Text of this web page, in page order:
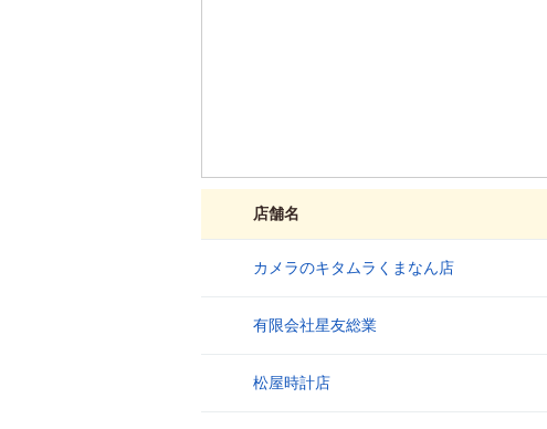
店舗名
カメラのキタムラくまなん店
有限会社星友総業
松屋時計店